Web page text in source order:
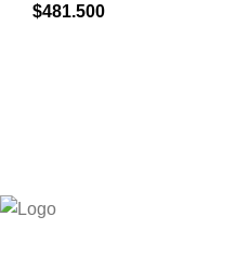
$481.500